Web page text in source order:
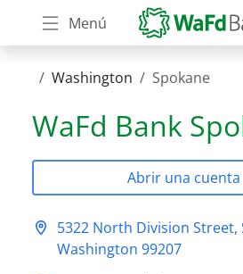
Skip
to
content
Menú
Washington Spokane
WaFd Bank
Abrir una cuenta
5322 North Division Street,
Washington 99207